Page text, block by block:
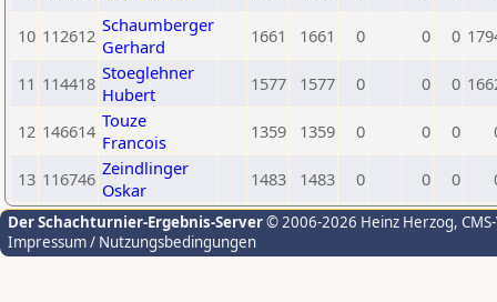
10 112612 Schaumberger
Gerhard
1661 1661 0 0 0
11 114418 Stoeglehner
Hubert
1577 1577 0 0 0
12 146614 Touze
Francois
1359 1359 0 0 0
13 116746 Zeindlinger
Oskar
1483 1483 0 0 0
Der Schachturnier-Ergebnis-Server© 2006-2026 Heinz Herzog,
Impressum / Nutzungsbedingungen